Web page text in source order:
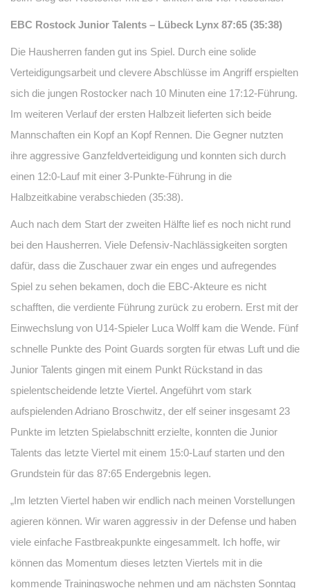
EBC Rostock Junior Talents – Lübeck Lynx 87:65 (35:38)
Die Hausherren fanden gut ins Spiel. Durch eine solide
Verteidigungsarbeit und clevere Abschlüsse im Angriff erspielten
sich die jungen Rostocker nach 10 Minuten eine 17:12-Führung.
Im weiteren Verlauf der ersten Halbzeit lieferten sich beide
Mannschaften ein Kopf an Kopf Rennen. Die Gegner nutzten
ihre aggressive Ganzfeldverteidigung und konnten sich durch
einen 12:0-Lauf mit einer 3-Punkte-Führung in die
Halbzeitkabine verabschieden (35:38).
Auch nach dem Start der zweiten Hälfte lief es noch nicht rund
bei den Hausherren. Viele Defensiv-Nachlässigkeiten sorgten
dafür, dass die Zuschauer zwar ein enges und aufregendes
Spiel zu sehen bekamen, doch die EBC-Akteure es nicht
schafften, die verdiente Führung zurück zu erobern. Erst mit der
Einwechslung von U14-Spieler Luca Wolff kam die Wende. Fünf
schnelle Punkte des Point Guards sorgten für etwas Luft und die
Junior Talents gingen mit einem Punkt Rückstand in das
spielentscheidende letzte Viertel. Angeführt vom stark
aufspielenden Adriano Broschwitz, der elf seiner insgesamt 23
Punkte im letzten Spielabschnitt erzielte, konnten die Junior
Talents das letzte Viertel mit einem 15:0-Lauf starten und den
Grundstein für das 87:65 Endergebnis legen.
„Im letzten Viertel haben wir endlich nach meinen Vorstellungen
agieren können. Wir waren aggressiv in der Defense und haben
viele einfache Fastbreakpunkte eingesammelt. Ich hoffe, wir
können das Momentum dieses letzten Viertels mit in die
kommende Trainingswoche nehmen und am nächsten Sonntag